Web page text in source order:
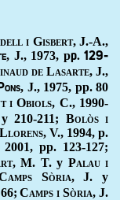
dell i Gisbert, J.-A.,
, J., 1973,pp. 129-
de Lasarte, J.,
, J., 1975, pp. 80
iObiols, C., 1990-
210-211; Bolòs i
Llorens, V., 1994,p.
2001, pp. 123-127;
, M. T. y Palau i
amps Sòria, J. y
Camps i Sòria, J.